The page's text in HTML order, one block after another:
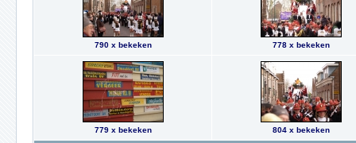
790 x bekeken 778 x bekeken
779 x bekeken 804 x bekeken